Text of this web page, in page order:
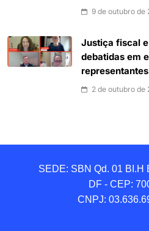
9 de outubro de
Justiça fiscal
debatidas em
2 de outubro de
SEDE: SBN Qd. 01 BI.H
DF - CEP:
CNPJ: